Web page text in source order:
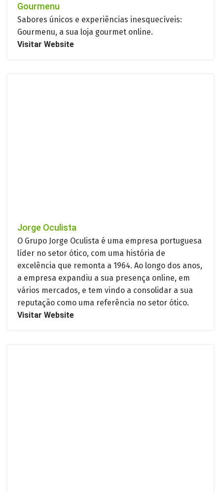
Gourmenu
Sabores únicos e experiências inesquecíveis:
Gourmenu, a sua loja gourmet online.
Visitar Website
Jorge Oculista
O Grupo Jorge Oculista é uma empresa portuguesa
líder no setor ótico, com uma história de
excelência que remonta a 1964. Ao longo dos anos,
a empresa expandiu a sua presença online, em
vários mercados, e tem vindo a consolidar a sua
reputação como uma referência no setor ótico.
Visitar Website